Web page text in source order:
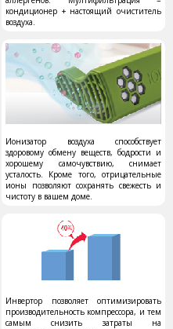
кондиционер + настоящий очиститель
воздуха.
Ионизатор воздуха способствует
здоровому обмену веществ, бодрости и
хорошему самочувствию, снимает
усталость. Кроме того, отрицательные
ионы позволяют сохранять свежесть и
чистоту в вашем доме.
Инвертор позволяет оптимизировать
производительность компрессора, и тем
самым снизить затраты на